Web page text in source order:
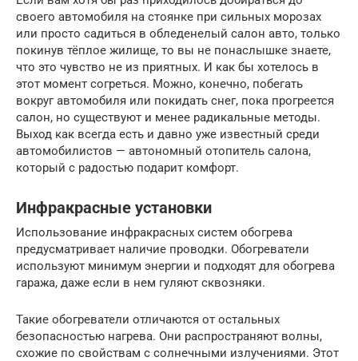
своего автомобиля на стоянке при сильных морозах
или просто садиться в обледенелый салон авто, только
покинув тёплое жилище, то вы не понаслышке знаете,
что это чувство не из приятных. И как бы хотелось в
этот момент согреться. Можно, конечно, побегать
вокруг автомобиля или покидать снег, пока прогреется
салон, но существуют и менее радикальные методы.
Выход как всегда есть и давно уже известный среди
автомобилистов — автономный отопитель салона,
который с радостью подарит комфорт.
Инфракрасные установки
Использование инфракрасных систем обогрева
предусматривает наличие проводки. Обогреватели
используют минимум энергии и подходят для обогрева
гаража, даже если в нем гуляют сквозняки.
Такие обогреватели отличаются от остальных
безопасностью нагрева. Они распространяют волны,
схожие по свойствам с солнечными излучениями. Этот